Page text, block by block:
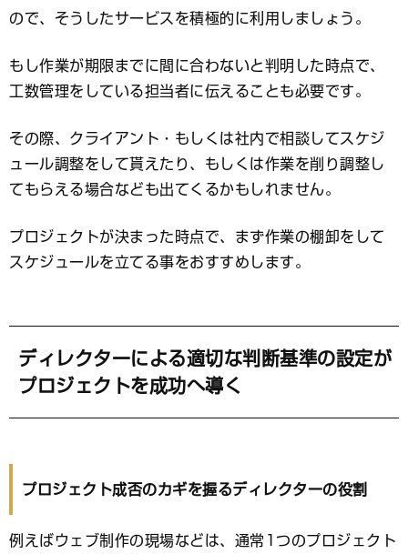
ので、そうしたサービスを積極的に利用しましょう。
もし作業が期限までに間に合わないと判明した時点で、
工数管理をしている担当者に伝えることも必要です。
その際、クライアント・もしくは社内で相談してスケジ
ュール調整をして貰えたり、もしくは作業を削り調整し
てもらえる場合なども出てくるかもしれません。
プロジェクトが決まった時点で、まず作業の棚卸をして
スケジュールを立てる事をおすすめします。
ディレクターによる適切な判断基準の設定が
プロジェクトを成功へ導く
プロジェクト成否のカギを握るディレクターの役割
例えばウェブ制作の現場などは、通常1つのプロジェクト